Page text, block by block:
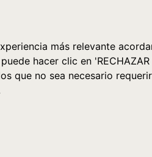
más relevante
hacer clic en
que no sea necesario